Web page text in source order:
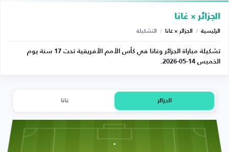
الجزائر × غانا
الرئيسية / الجزائر × غانا / التشكيلة
تشكيلة مباراة الجزائر وغانا في كأس الأمم الأفريقية تحت 17 سنة يوم
الخميس 14-05-2026.
الجزائر غانا